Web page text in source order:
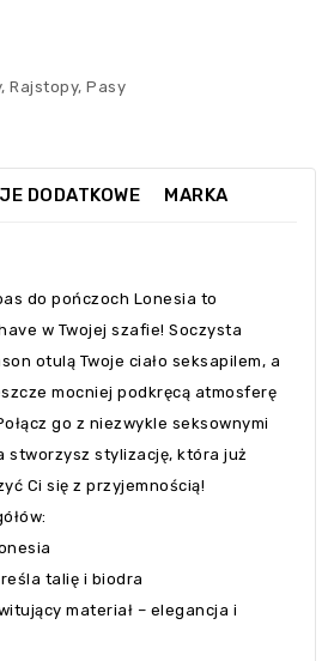
Rajstopy, Pasy
DODATKOWE MARKA
do pończoch Lonesia to
w Twojej szafie! Soczysta
otulą Twoje ciało seksapilem, a
mocniej podkręcą atmosferę
go z niezwykle seksownymi
stworzysz stylizację, która już
Ci się z przyjemnością!
talię i biodra
materiał – elegancja i